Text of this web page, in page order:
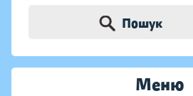
Пошук
Меню